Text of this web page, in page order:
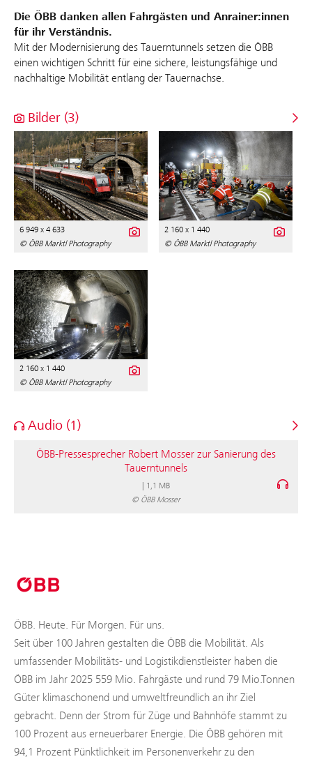
Die ÖBB danken allen Fahrgästen und Anrainer:innen
für ihr Verständnis.
Mit der Modernisierung des Tauerntunnels setzen die ÖBB
einen wichtigen Schritt für eine sichere, leistungsfähige und
nachhaltige Mobilität entlang der Tauernachse.
Bilder (3)
6 949 x 4 633
© ÖBB Marktl Photography
2 160 x 1 440
© ÖBB Marktl Photography
2 160 x 1 440
© ÖBB Marktl Photography
Audio (1)
ÖBB-Pressesprecher Robert Mosser zur Sanierung des
Tauerntunnels
| 1,1 MB
© ÖBB Mosser
ÖBB. Heute. Für Morgen. Für uns.
Seit über 100 Jahren gestalten die ÖBB die Mobilität. Als
umfassender Mobilitäts- und Logistikdienstleister haben die
ÖBB im Jahr 2025 559 Mio. Fahrgäste und rund 79 Mio.Tonnen
Güter klimaschonend und umweltfreundlich an ihr Ziel
gebracht. Denn der Strom für Züge und Bahnhöfe stammt zu
100 Prozent aus erneuerbarer Energie. Die ÖBB gehören mit
94,1 Prozent Pünktlichkeit im Personenverkehr zu den